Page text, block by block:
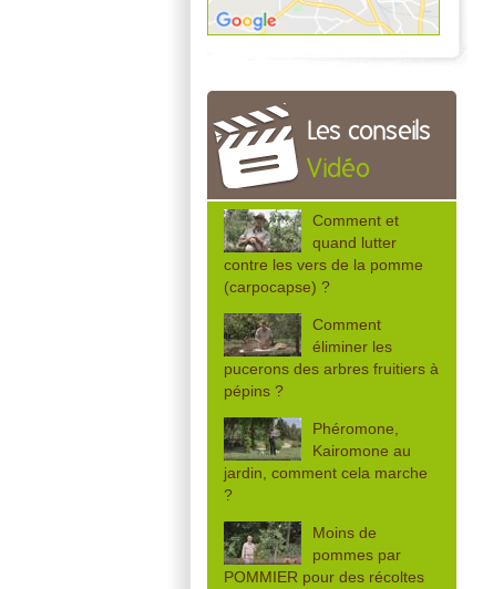
Les conseils
Vidéo
Comment et
quand lutter
contre les vers de la pomme
(carpocapse) ?
Comment
éliminer les
pucerons des arbres fruitiers à
pépins ?
Phéromone,
Kairomone au
jardin, comment cela marche
?
Moins de
pommes par
POMMIER pour des récoltes